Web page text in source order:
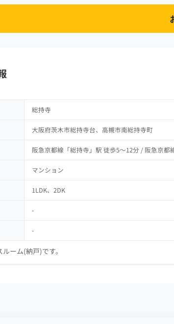
総持寺
大阪府茨木市総持寺台、高槻市南総持寺町
阪急京都線「総持寺」駅 徒歩5～12分 / 阪急京
マンション
1LDK、2DK
-
-
ーム(納戸)です。